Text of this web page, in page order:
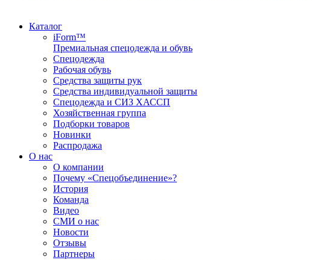
Каталог
iForm™
Премиальная спецодежда и обувь
Спецодежда
Рабочая обувь
Средства защиты рук
Средства индивидуальной защиты
Спецодежда и СИЗ ХАССП
Хозяйственная группа
Подборки товаров
Новинки
Распродажа
О нас
О компании
Почему «Спецобъединение»?
История
Команда
Видео
СМИ о нас
Новости
Отзывы
Партнеры